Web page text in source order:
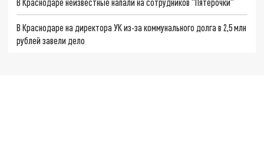
В Краснодаре на директора УК из-за коммунального долга в 2,5 млн
рублей завели дело